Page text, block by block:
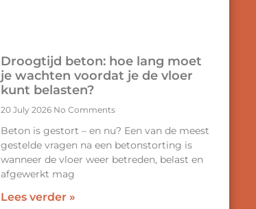
Droogtijd beton: hoe lang moet
je wachten voordat je de vloer
kunt belasten?
20 July 2026 No Comments
Beton is gestort – en nu? Een van de meest
gestelde vragen na een betonstorting is
wanneer de vloer weer betreden, belast en
afgewerkt mag
Lees verder »